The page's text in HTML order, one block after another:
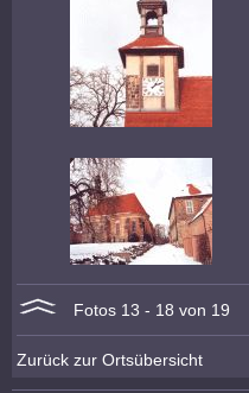
Fotos 13 - 18 von 19
Zurück zur Ortsübersicht